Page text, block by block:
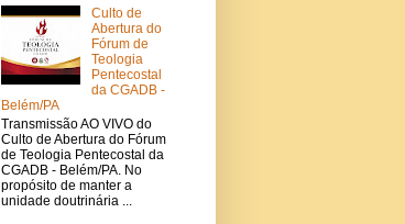
Culto de
Abertura do
Fórum de
Teologia
Pentecostal
da CGADB -
Belém/PA
Transmissão AO VIVO do
Culto de Abertura do Fórum
de Teologia Pentecostal da
CGADB - Belém/PA. No
propósito de manter a
unidade doutrinária ...